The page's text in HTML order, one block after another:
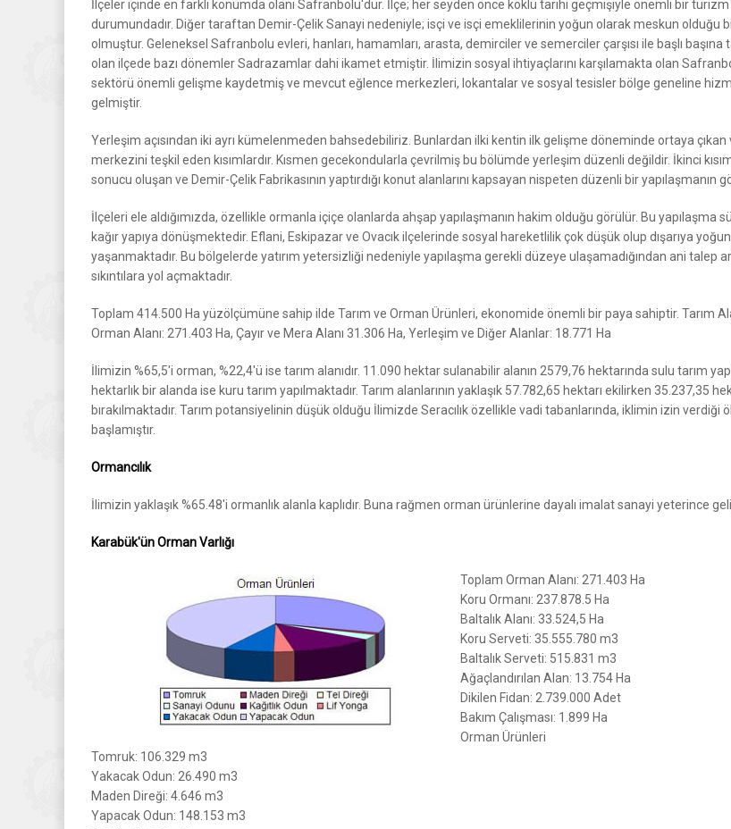
İlçeler içinde en farklı konumda olanı Safranbolu'dur. İlçe; her seyden önce köklü tarihi geçmişiyle önemli bir
durumundadır. Diğer taraftan Demir-Çelik Sanayi nedeniyle; isçi ve isçi emeklilerinin yoğun olarak meskun olduğu
olmuştur. Geleneksel Safranbolu evleri, hanları, hamamları, arasta, demirciler ve semerciler çarşısı ile başlı başına
olan ilçede bazı dönemler Sadrazamlar dahi ikamet etmiştir. İlimizin sosyal ihtiyaçlarını karşılamakta olan
sektörü önemli gelişme kaydetmiş ve mevcut eğlence merkezleri, lokantalar ve sosyal tesisler bölge geneline
gelmiştir.
Yerleşim açısından iki ayrı kümelenmeden bahsedebiliriz. Bunlardan ilki kentin ilk gelişme döneminde ortaya
merkezini teşkil eden kısımlardır. Kısmen gecekondularla çevrilmiş bu bölümde yerleşim düzenli değildir. İkinci
sonucu oluşan ve Demir-Çelik Fabrikasının yaptırdığı konut alanlarını kapsayan nispeten düzenli bir yapılaşmanın
İlçeleri ele aldığımızda, özellikle ormanla içiçe olanlarda ahşap yapılaşmanın hakim olduğu görülür. Bu yapılaşma
kağır yapıya dönüşmektedir. Eflani, Eskipazar ve Ovacık ilçelerinde sosyal hareketlilik çok düşük olup dışarıya
yaşanmaktadır. Bu bölgelerde yatırım yetersizliği nedeniyle yapılaşma gerekli düzeye ulaşamadığından ani talep
sıkıntılara yol açmaktadır.
Toplam 414.500 Ha yüzölçümüne sahip ilde Tarım ve Orman Ürünleri, ekonomide önemli bir paya sahiptir. Tarım
Orman Alanı: 271.403 Ha, Çayır ve Mera Alanı 31.306 Ha, Yerleşim ve Diğer Alanlar: 18.771 Ha
İlimizin %65,5'i orman, %22,4'ü ise tarım alanıdır. 11.090 hektar sulanabilir alanın 2579,76 hektarında sulu tarım
hektarlık bir alanda ise kuru tarım yapılmaktadır. Tarım alanlarının yaklaşık 57.782,65 hektarı ekilirken 35.237,35
bırakılmaktadır. Tarım potansiyelinin düşük olduğu İlimizde Seracılık özellikle vadi tabanlarında, iklimin izin verdiği
başlamıştır.
Ormancılık
İlimizin yaklaşık %65.48'i ormanlık alanla kaplıdır. Buna rağmen orman ürünlerine dayalı imalat sanayi yeterince
Karabük'ün Orman Varlığı
Toplam Orman Alanı: 271.403 Ha
Koru Ormanı: 237.878.5 Ha
Baltalık Alanı: 33.524,5 Ha
Koru Serveti: 35.555.780 m3
Baltalık Serveti: 515.831 m3
Ağaçlandırılan Alan: 13.754 Ha
Dikilen Fidan: 2.739.000 Adet
Bakım Çalışması: 1.899 Ha
Orman Ürünleri
Tomruk: 106.329 m3
Yakacak Odun: 26.490 m3
Maden Direği: 4.646 m3
Yapacak Odun: 148.153 m3